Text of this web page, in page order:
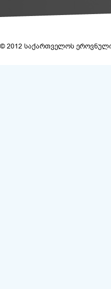
© 2012 საქართველოს